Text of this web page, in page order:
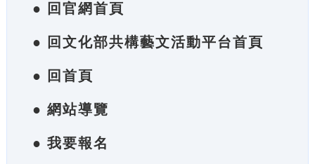
● 回官網首頁
● 回文化部共構藝文活動平台首頁
● 回首頁
● 網站導覽
● 我要報名